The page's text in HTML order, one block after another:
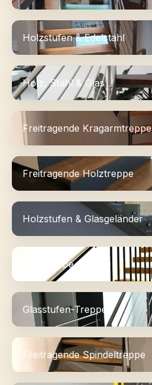
Holzstufen & Edelstahl
Holz, Stahl & Glas
Freitragende Kragarmtreppe
Freitragende Holztreppe
Holzstufen & Glasgeländer
Holztreppe mit LED
Glasstufen-Treppe
Freitragende Spindeltreppe